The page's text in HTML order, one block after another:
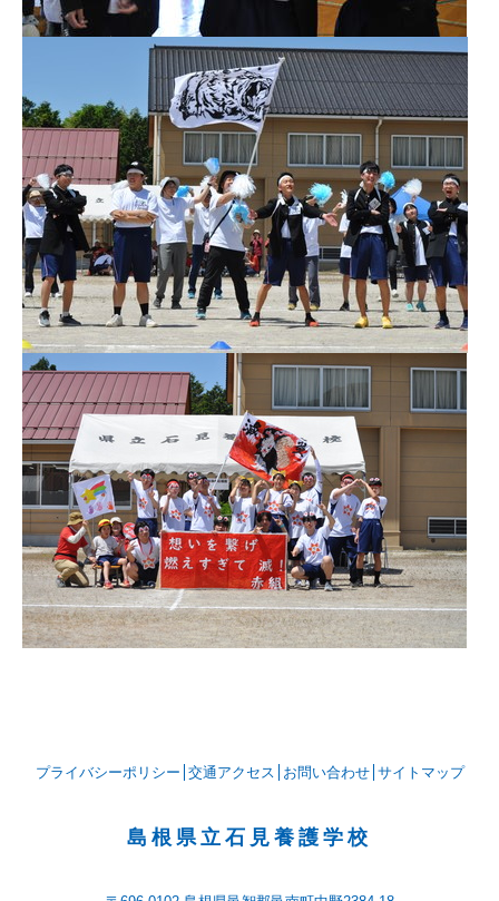
プライバシーポリシー 交通アクセス お問い合わせ サイトマップ
島根県立石見養護学校